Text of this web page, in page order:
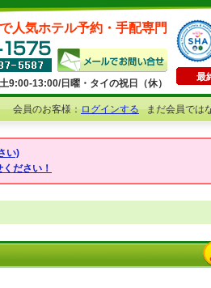
人気ホテル予約・手配専門
9:00-13:00/日曜・タイの祝日（休）
最
会員のお客様：ログインするまだ会員では
い)
ださい！